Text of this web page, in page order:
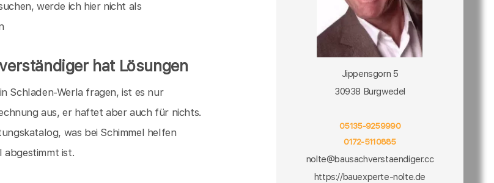
werde ich hier nicht als
hat Lösungen
Schladen-Werla fragen, ist es nur
aus, er haftet aber auch für nichts.
was bei Schimmel helfen
abgestimmt ist.
Jippensgorn 5
30938 Burgwedel
05135-9259990
0172-5110885
nolte@bausachverstaendiger.cc
https://bauexperte-nolte.de